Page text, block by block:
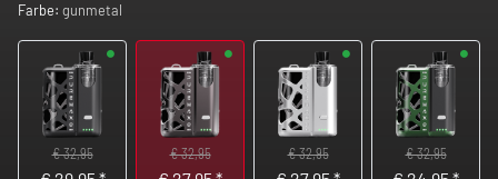
Farbe: gunmetal
€ 32,95 € 32,95 € 32,95 € 32,95